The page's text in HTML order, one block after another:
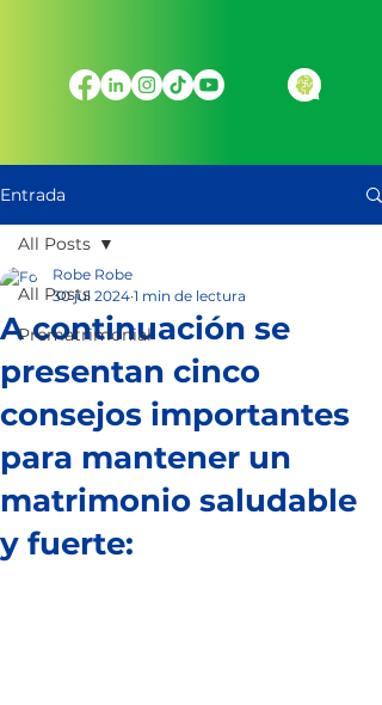
Entrada
All Posts
Prematrimonial
All Posts
A continuación se
presentan cinco
consejos importantes
para mantener un
matrimonio saludable
y fuerte:
Robe Robe
30 jul 2024 1 min de lectura